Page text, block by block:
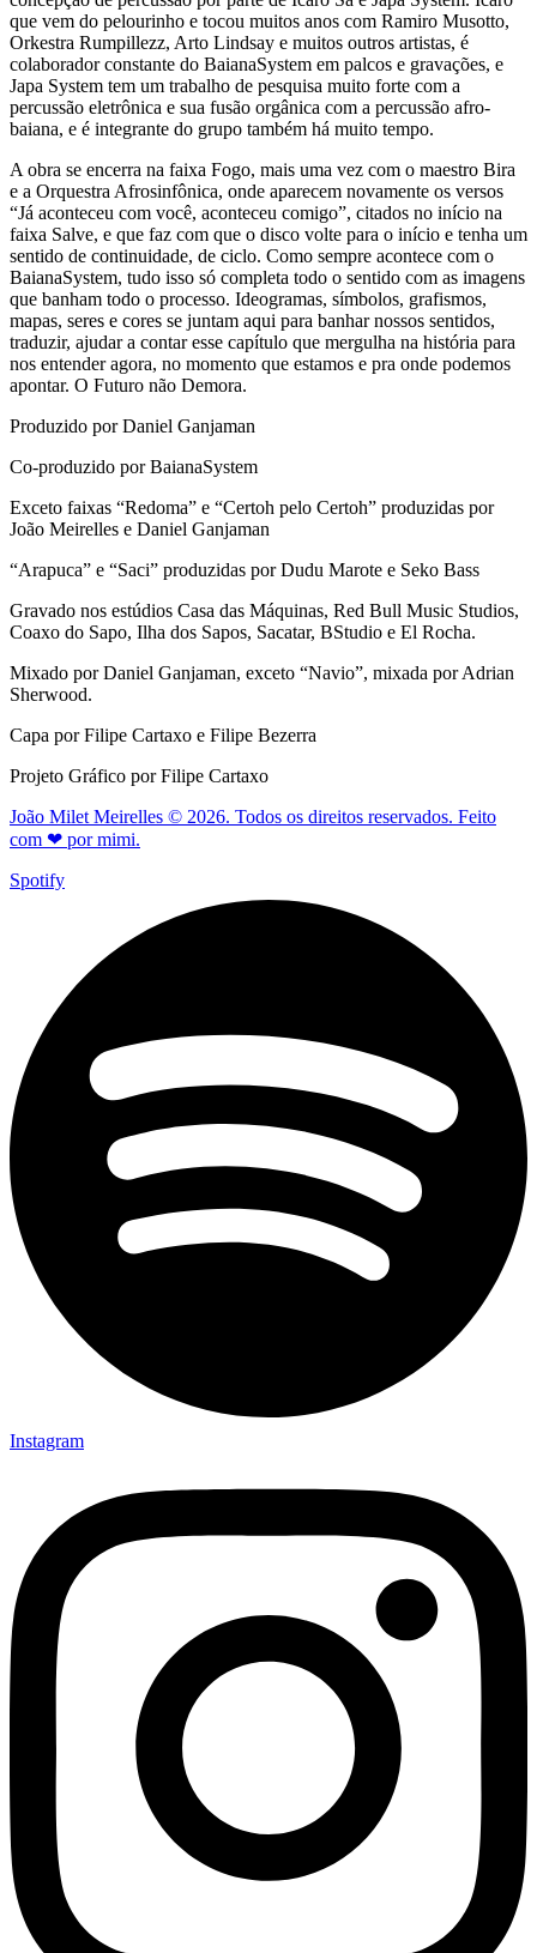
que vem do pelourinho e tocou muitos anos com Ramiro Musotto,
Orkestra Rumpillezz, Arto Lindsay e muitos outros artistas, é
colaborador constante do BaianaSystem em palcos e gravações, e
Japa System tem um trabalho de pesquisa muito forte com a
percussão eletrônica e sua fusão orgânica com a percussão afro-
baiana, e é integrante do grupo também há muito tempo.
A obra se encerra na faixa Fogo, mais uma vez com o maestro Bira
e a Orquestra Afrosinfônica, onde aparecem novamente os versos
“Já aconteceu com você, aconteceu comigo”, citados no início na
faixa Salve, e que faz com que o disco volte para o início e tenha um
sentido de continuidade, de ciclo. Como sempre acontece com o
BaianaSystem, tudo isso só completa todo o sentido com as imagens
que banham todo o processo. Ideogramas, símbolos, grafismos,
mapas, seres e cores se juntam aqui para banhar nossos sentidos,
traduzir, ajudar a contar esse capítulo que mergulha na história para
nos entender agora, no momento que estamos e pra onde podemos
apontar. O Futuro não Demora.
Produzido por Daniel Ganjaman
Co-produzido por BaianaSystem
Exceto faixas “Redoma” e “Certoh pelo Certoh” produzidas por
João Meirelles e Daniel Ganjaman
“Arapuca” e “Saci” produzidas por Dudu Marote e Seko Bass
Gravado nos estúdios Casa das Máquinas, Red Bull Music Studios,
Coaxo do Sapo, Ilha dos Sapos, Sacatar, BStudio e El Rocha.
Mixado por Daniel Ganjaman, exceto “Navio”, mixada por Adrian
Sherwood.
Capa por Filipe Cartaxo e Filipe Bezerra
Projeto Gráfico por Filipe Cartaxo
João Milet Meirelles © 2026. Todos os direitos reservados. Feito
com ❤ por mimi.
Spotify
Instagram